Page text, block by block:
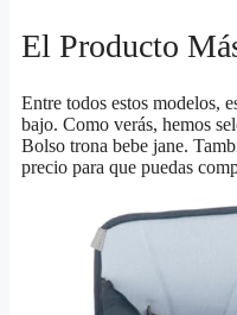
El Producto
Entre todos estos modelos,
bajo. Como verás, hemos
Bolso trona bebe jane.
precio para que puedas